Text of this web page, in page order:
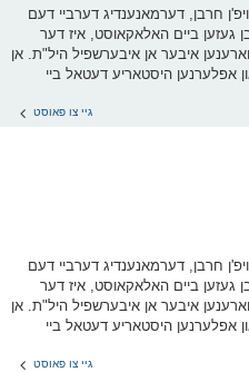
חרבן, דערמאנענדיג דערביי דעם
געזען ביים האלאקאוסט, איז דער
איבער אן איבערשפיל היל"ת. אן
היסטאריע דעטאל ביי
גיי צו פאוסט
חרבן, דערמאנענדיג דערביי דעם
געזען ביים האלאקאוסט, איז דער
איבער אן איבערשפיל היל"ת. אן
היסטאריע דעטאל ביי
גיי צו פאוסט